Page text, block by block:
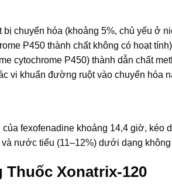
bị chuyển hóa (khoảng 5%, chủ yếu ở
P450 thành chất không có hoạt
cytochrome P450) thành dẫn chất
vi khuẩn đường ruột vào chuyển hóa
fexofenadine khoảng 14,4 giờ,
và nước tiểu (11–12%) dưới dạng không
Thuốc Xonatrix-120